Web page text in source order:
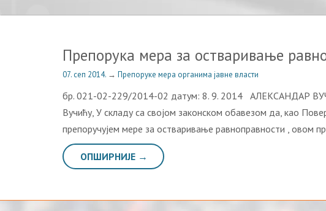
Препорука мера за остваривање
07. сеп 2014. → Препоруке мера органима јавне власти
бр. 021-02-229/2014-02 датум: 8. 9. 2014 АЛЕКСАНДАР
Вучићу, У складу са својом законском обавезом да, као
препоручујем мере за остваривање равноправности , овом
ОПШИРНИЈЕ →